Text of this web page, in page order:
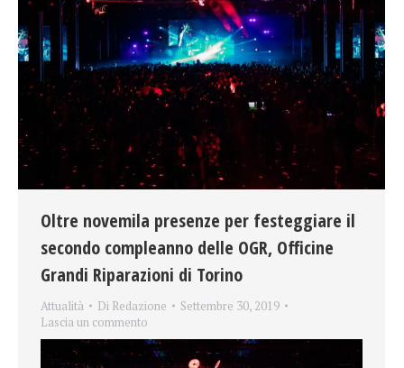
Oltre novemila presenze per festeggiare il
secondo compleanno delle OGR, Officine
Grandi Riparazioni di Torino
Attualità Di Redazione
Settembre 30, 2019
Lascia un commento